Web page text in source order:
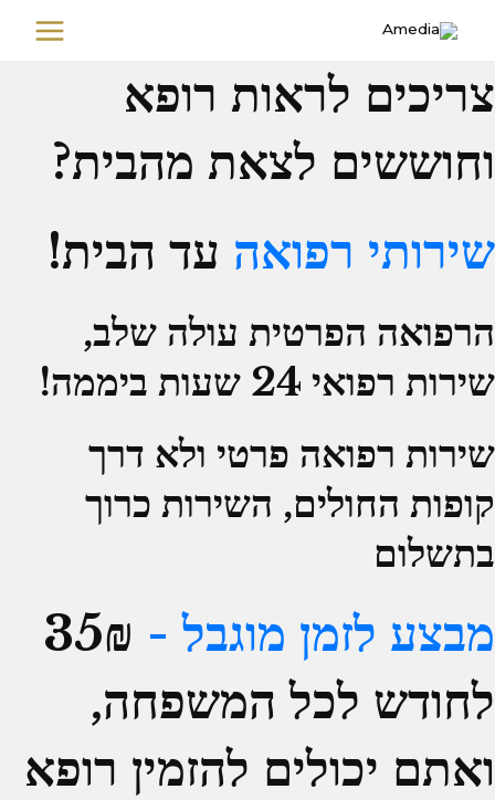
MAIN
צריכים לראות רופא
וחוששים לצאת מהבית?
שירותי רפואה עד הבית!
הרפואה הפרטית עולה שלב,
שירות רפואי 24 שעות ביממה!
שירות רפואה פרטי ולא דרך
קופות החולים, השירות כרוך
בתשלום
מבצע לזמן מוגבל - 35₪
לחודש לכל המשפחה,
ואתם יכולים להזמין רופא